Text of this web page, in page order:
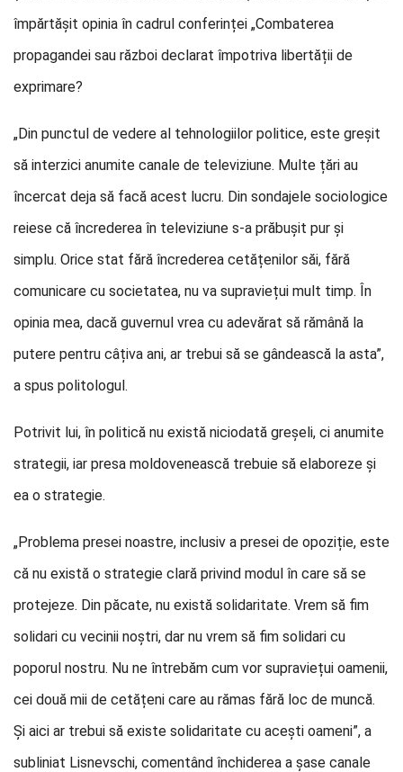
împărtășit opinia în cadrul conferinței „Combaterea
propagandei sau război declarat împotriva libertății de
exprimare?
„Din punctul de vedere al tehnologiilor politice, este greșit
să interzici anumite canale de televiziune. Multe țări au
încercat deja să facă acest lucru. Din sondajele sociologice
reiese că încrederea în televiziune s-a prăbușit pur și
simplu. Orice stat fără încrederea cetățenilor săi, fără
comunicare cu societatea, nu va supraviețui mult timp. În
opinia mea, dacă guvernul vrea cu adevărat să rămână la
putere pentru câțiva ani, ar trebui să se gândească la asta”,
a spus politologul.
Potrivit lui, în politică nu există niciodată greșeli, ci anumite
strategii, iar presa moldovenească trebuie să elaboreze și
ea o strategie.
„Problema presei noastre, inclusiv a presei de opoziție, este
că nu există o strategie clară privind modul în care să se
protejeze. Din păcate, nu există solidaritate. Vrem să fim
solidari cu vecinii noștri, dar nu vrem să fim solidari cu
poporul nostru. Nu ne întrebăm cum vor supraviețui oamenii,
cei două mii de cetățeni care au rămas fără loc de muncă.
Și aici ar trebui să existe solidaritate cu acești oameni”, a
subliniat Lisnevschi, comentând închiderea a șase canale